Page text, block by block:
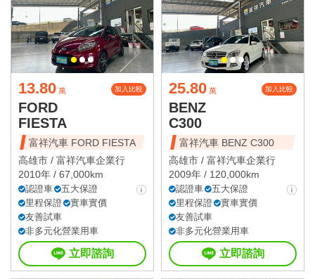
13.80 萬 加入比較
FORD
FIESTA
富祥汽車 FORD FIESTA
高雄市 / 富祥汽車企業行
2010年 / 67,000km
認證車
五大保證
里程保證
實車實價
友善試車
非多元化營業用車
立即諮詢
25.80 萬 加入比較
BENZ
C300
富祥汽車 BENZ C300
高雄市 / 富祥汽車企業行
2009年 / 120,000km
認證車
五大保證
里程保證
實車實價
友善試車
非多元化營業用車
立即諮詢